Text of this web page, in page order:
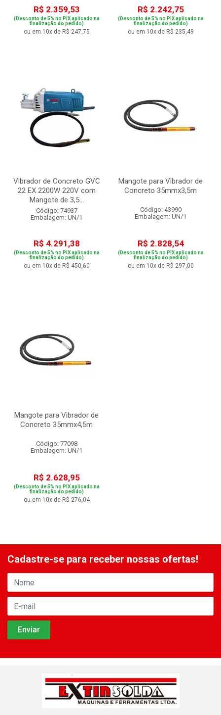
R$ 2.359,53
(Desconto de 5% no PIX aplicado na
finalização do pedido)
ou em 10x de R$ 247,75
R$ 2.242,75
(Desconto de 5% no PIX aplicado na
finalização do pedido)
ou em 10x de R$ 235,49
Vibrador de Concreto GVC
22 EX 2200W 220V com
Mangote de 3,5...
Código: 74937
Embalagem: UN/1
R$ 4.291,38
(Desconto de 5% no PIX aplicado na
finalização do pedido)
ou em 10x de R$ 450,60
Mangote para Vibrador de
Concreto 35mmx3,5m
Código: 43990
Embalagem: UN/1
R$ 2.828,54
(Desconto de 5% no PIX aplicado na
finalização do pedido)
ou em 10x de R$ 297,00
Mangote para Vibrador de
Concreto 35mmx4,5m
Código: 77098
Embalagem: UN/1
R$ 2.628,95
(Desconto de 5% no PIX aplicado na
finalização do pedido)
ou em 10x de R$ 276,04
Cadastre-se para receber nossas ofertas!